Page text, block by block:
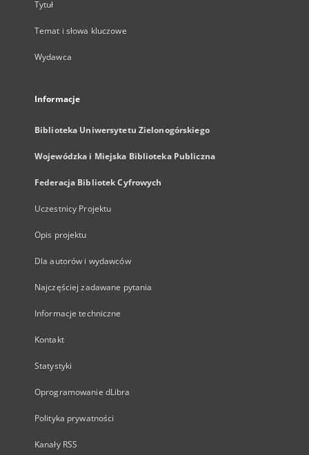
Tytuł
Temat i słowa kluczowe
Wydawca
Informacje
Biblioteka Uniwersytetu Zielonogórskiego
Wojewódzka i Miejska Biblioteka Publiczna
Federacja Bibliotek Cyfrowych
Uczestnicy Projektu
Opis projektu
Dla autorów i wydawców
Najczęściej zadawane pytania
Informacje techniczne
Kontakt
Statystyki
Oprogramowanie dLibra
Polityka prywatności
Kanały RSS